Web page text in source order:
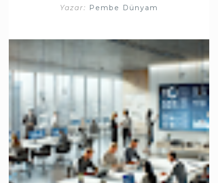
Yazar: Pembe Dünyam